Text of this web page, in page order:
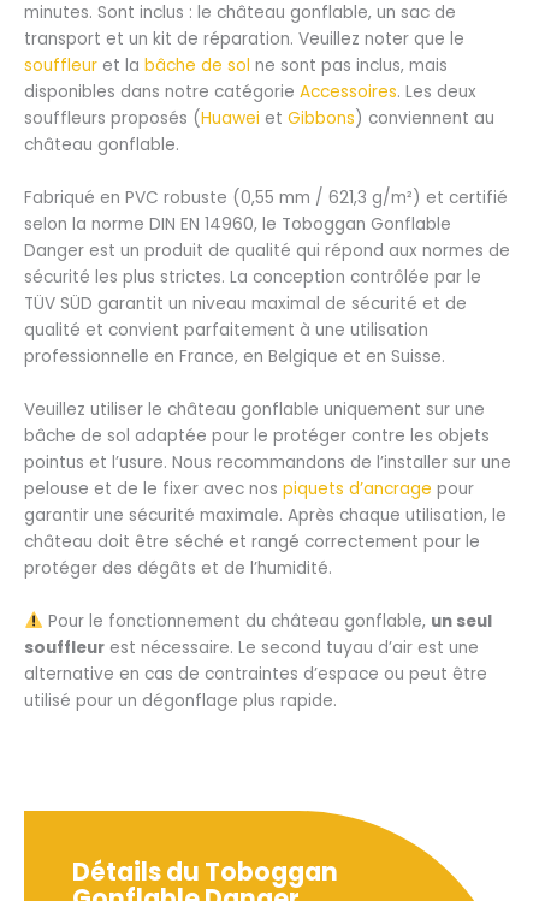
minutes. Sont inclus : le château gonflable, un sac de
transport et un kit de réparation. Veuillez noter que le
souffleur et la bâche de sol ne sont pas inclus, mais
disponibles dans notre catégorie Accessoires. Les deux
souffleurs proposés (Huawei et Gibbons) conviennent au
château gonflable.
Fabriqué en PVC robuste (0,55 mm / 621,3 g/m²) et certifié
selon la norme DIN EN 14960, le Toboggan Gonflable
Danger est un produit de qualité qui répond aux normes de
sécurité les plus strictes. La conception contrôlée par le
TÜV SÜD garantit un niveau maximal de sécurité et de
qualité et convient parfaitement à une utilisation
professionnelle en France, en Belgique et en Suisse.
Veuillez utiliser le château gonflable uniquement sur une
bâche de sol adaptée pour le protéger contre les objets
pointus et l’usure. Nous recommandons de l’installer sur une
pelouse et de le fixer avec nos piquets d’ancrage pour
garantir une sécurité maximale. Après chaque utilisation, le
château doit être séché et rangé correctement pour le
protéger des dégâts et de l’humidité.
Pour le fonctionnement du château gonflable, un seul
souffleur est nécessaire. Le second tuyau d’air est une
alternative en cas de contraintes d’espace ou peut être
utilisé pour un dégonflage plus rapide.
Détails du Toboggan